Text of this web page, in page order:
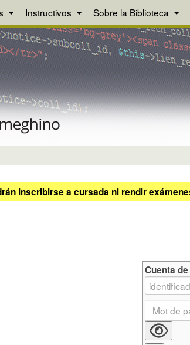
Instructivos Sobre la Biblioteca
inscribirse a cursada ni rendir
Cuenta